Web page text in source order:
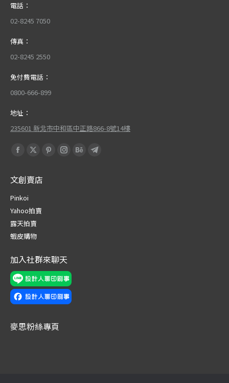
電話：
02-8245 7050
傳真：
02-8245 2550
免付費電話：
0800-666-899
地址：
235601 新北市中和區中正路866-8號14樓
Find us on:
Facebook
opens
in
new
window
X
opens
new
window
PinterestInstagram
BehanceTelegram
文創賣店
Pinkoi
Yahoo拍賣
露天拍賣
蝦皮購物
加入社群來聊天
麥思粉絲專頁